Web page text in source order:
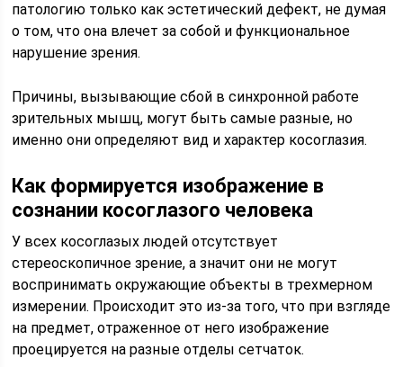
патологию только как эстетический дефект, не думая
о том, что она влечет за собой и функциональное
нарушение зрения.
Причины, вызывающие сбой в синхронной работе
зрительных мышц, могут быть самые разные, но
именно они определяют вид и характер косоглазия.
Как формируется изображение в
сознании косоглазого человека
У всех косоглазых людей отсутствует
стереоскопичное зрение, а значит они не могут
воспринимать окружающие объекты в трехмерном
измерении. Происходит это из-за того, что при взгляде
на предмет, отраженное от него изображение
проецируется на разные отделы сетчаток.